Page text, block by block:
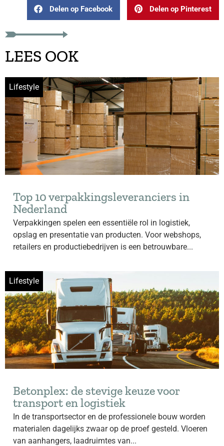
Delen op Facebook Delen op Pinterest
LEES OOK
Lifestyle
Top 10 verpakkingsleveranciers in
Nederland
Verpakkingen spelen een essentiële rol in logistiek,
opslag en presentatie van producten. Voor webshops,
retailers en productiebedrijven is een betrouwbare...
Lifestyle
Betonplex: de stevige keuze voor
transport en logistiek
In de transportsector en de professionele bouw worden
materialen dagelijks zwaar op de proef gesteld. Vloeren
van aanhangers, laadruimtes van...